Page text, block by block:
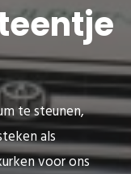
te steunen,
als
voor ons